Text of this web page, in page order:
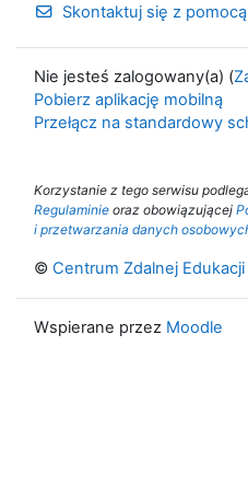
Skontaktuj się z
Nie jesteś zalogowany(a) (
Pobierz aplikację mobilną
Przełącz na standardowy
Korzystanie z tego serwisu
Regulaminie oraz obowiązującej
i przetwarzania danych
© Centrum Zdalnej Edukacji
Wspierane przez Moodle